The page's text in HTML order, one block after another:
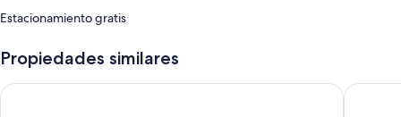
Estacionamiento gratis
Todas las habitaciones de Avanti Motel tienen amenidades, como aire
acondicionado o wifi gratis.
Propiedades similares
Travelodge by Wyndham Rapid City Foothills